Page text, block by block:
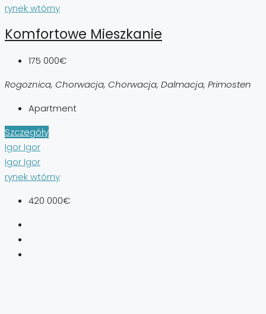
rynek wtórny
Komfortowe Mieszkanie
175 000€
Rogoznica, Chorwacja, Chorwacja, Dalmacja, Primosten
Apartment
Szczegóły
Igor Igor
Igor Igor
rynek wtórny
420 000€